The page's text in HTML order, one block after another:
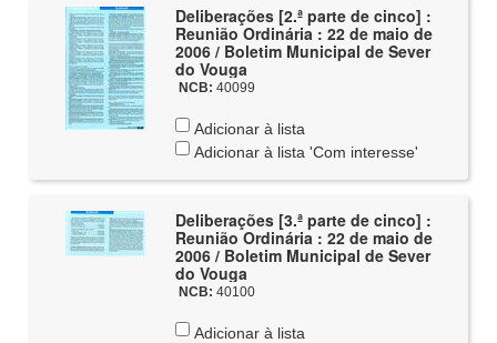
Deliberações [2.ª parte de cinco] :
Reunião Ordinária : 22 de maio de
2006 / Boletim Municipal de Sever
do Vouga
NCB: 40099
Adicionar à lista
Adicionar à lista 'Com interesse'
Deliberações [3.ª parte de cinco] :
Reunião Ordinária : 22 de maio de
2006 / Boletim Municipal de Sever
do Vouga
NCB: 40100
Adicionar à lista